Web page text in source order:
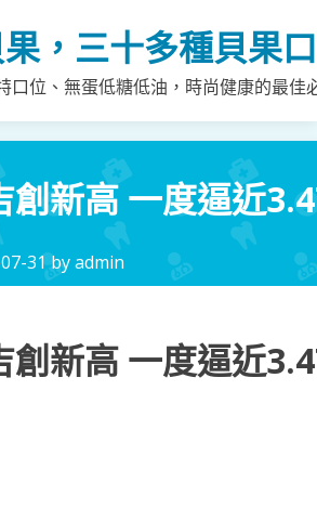
，三十多種貝果
口位、無蛋低糖低油，時尚健康的最
創新高 一度逼近
31byadmin
創新高 一度逼近